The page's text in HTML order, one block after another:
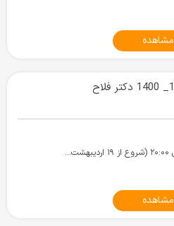
مشاهده
دوشنبه‌ها ۱۶:۰۰ الی ۲۰:۰۰ (شروع از ۱۹ اردیبهشت ۱۴۰۱)
مشاهده